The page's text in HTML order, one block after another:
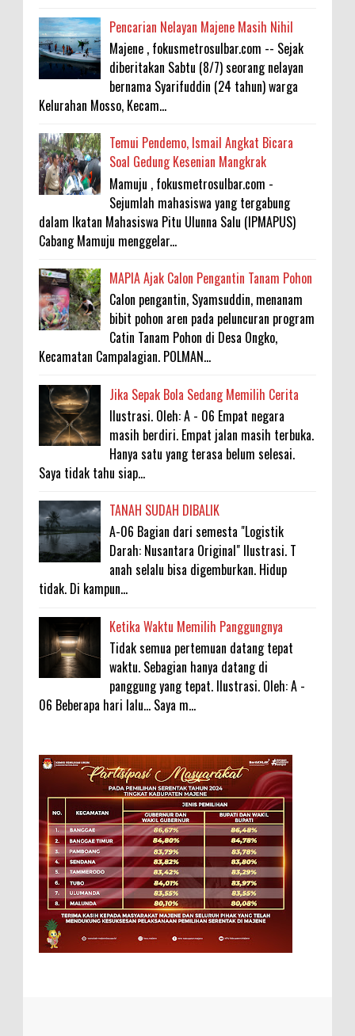
Pencarian Nelayan Majene Masih Nihil
Majene , fokusmetrosulbar.com -- Sejak
diberitakan Sabtu (8/7) seorang nelayan
bernama Syarifuddin (24 tahun) warga
Kelurahan Mosso, Kecam...
Temui Pendemo, Ismail Angkat Bicara
Soal Gedung Kesenian Mangkrak
Mamuju , fokusmetrosulbar.com -
Sejumlah mahasiswa yang tergabung
dalam Ikatan Mahasiswa Pitu Ulunna Salu (IPMAPUS)
Cabang Mamuju menggelar...
MAPIA Ajak Calon Pengantin Tanam Pohon
Calon pengantin, Syamsuddin, menanam
bibit pohon aren pada peluncuran program
Catin Tanam Pohon di Desa Ongko,
Kecamatan Campalagian. POLMAN...
Jika Sepak Bola Sedang Memilih Cerita
Ilustrasi. Oleh: A - 06 Empat negara
masih berdiri. Empat jalan masih terbuka.
Hanya satu yang terasa belum selesai.
Saya tidak tahu siap...
TANAH SUDAH DIBALIK
A-06 Bagian dari semesta "Logistik
Darah: Nusantara Original" Ilustrasi. T
anah selalu bisa digemburkan. Hidup
tidak. Di kampun...
Ketika Waktu Memilih Panggungnya
Tidak semua pertemuan datang tepat
waktu. Sebagian hanya datang di
panggung yang tepat. Ilustrasi. Oleh: A -
06 Beberapa hari lalu... Saya m...